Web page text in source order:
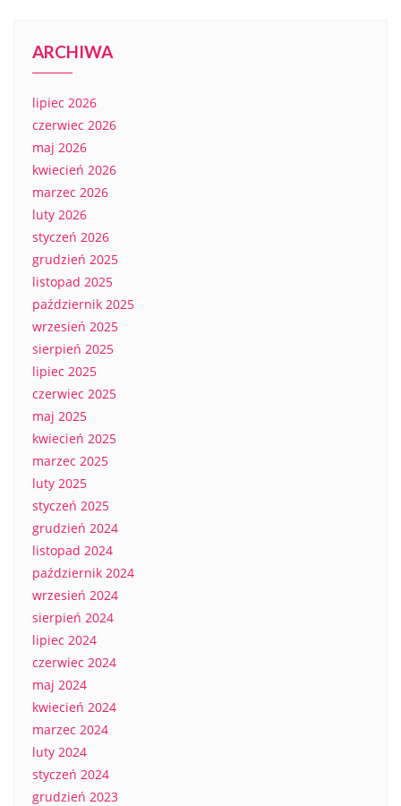
ARCHIWA
lipiec 2026
czerwiec 2026
maj 2026
kwiecień 2026
marzec 2026
luty 2026
styczeń 2026
grudzień 2025
listopad 2025
październik 2025
wrzesień 2025
sierpień 2025
lipiec 2025
czerwiec 2025
maj 2025
kwiecień 2025
marzec 2025
luty 2025
styczeń 2025
grudzień 2024
listopad 2024
październik 2024
wrzesień 2024
sierpień 2024
lipiec 2024
czerwiec 2024
maj 2024
kwiecień 2024
marzec 2024
luty 2024
styczeń 2024
grudzień 2023